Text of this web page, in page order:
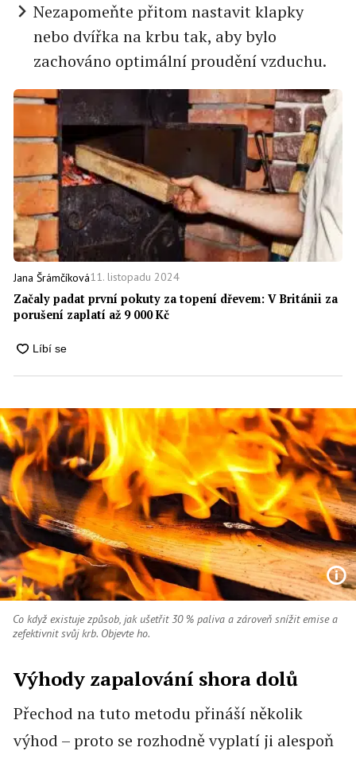
Nezapomeňte přitom nastavit klapky
nebo dvířka na krbu tak, aby bylo
zachováno optimální proudění vzduchu.
Jana Šrámčíková11. listopadu 2024
Začaly padat první pokuty za topení dřevem: V Británii za
porušení zaplatí až 9 000 Kč
Co když existuje způsob, jak ušetřit 30 % paliva a zároveň snížit emise a
zefektivnit svůj krb. Objevte ho.
Výhody zapalování shora dolů
Přechod na tuto metodu přináší několik
výhod – proto se rozhodně vyplatí ji alespoň